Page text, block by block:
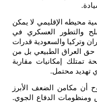
.
محيطه الإقليمي لا يمكن
والتطور العسكري في
وتركيا والسعودية قدرات
العراق الطبيعي بل من
تمتلك إمكانيات مقاربة
تهديد محتمل.
أن مكامن الضعف الأبرز
الدفاع الجوي.